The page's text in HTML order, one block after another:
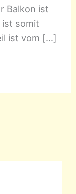
Balkon ist
ist somit
ist vom […]